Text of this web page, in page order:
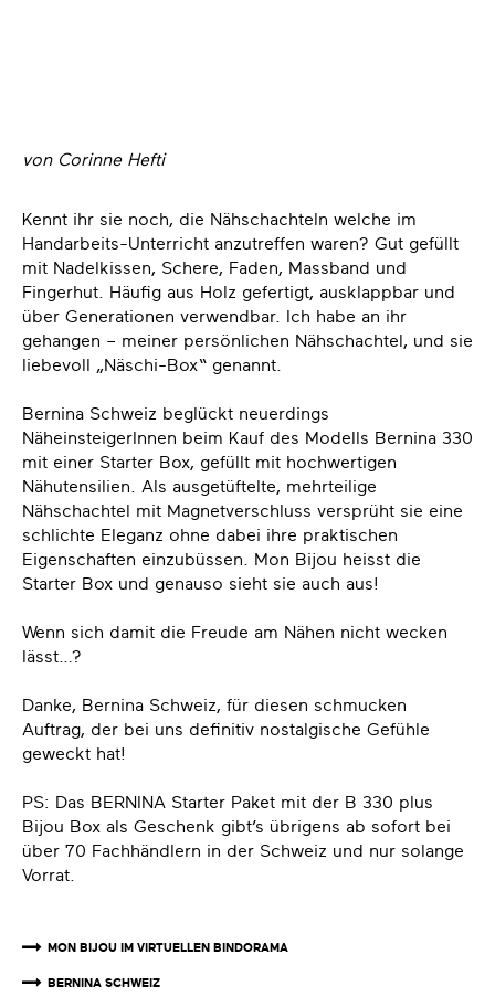
von Corinne Hefti
Kennt ihr sie noch, die Nähschachteln welche im
Handarbeits-Unterricht anzutreffen waren? Gut gefüllt
mit Nadelkissen, Schere, Faden, Massband und
Fingerhut. Häufig aus Holz gefertigt, ausklappbar und
über Generationen verwendbar. Ich habe an ihr
gehangen – meiner persönlichen Nähschachtel, und sie
liebevoll „Näschi-Box“ genannt.
Bernina Schweiz beglückt neuerdings
NäheinsteigerInnen beim Kauf des Modells Bernina 330
mit einer Starter Box, gefüllt mit hochwertigen
Nähutensilien. Als ausgetüftelte, mehrteilige
Nähschachtel mit Magnetverschluss versprüht sie eine
schlichte Eleganz ohne dabei ihre praktischen
Eigenschaften einzubüssen. Mon Bijou heisst die
Starter Box und genauso sieht sie auch aus!
Wenn sich damit die Freude am Nähen nicht wecken
lässt…?
Danke, Bernina Schweiz, für diesen schmucken
Auftrag, der bei uns definitiv nostalgische Gefühle
geweckt hat!
PS: Das BERNINA Starter Paket mit der B 330 plus
Bijou Box als Geschenk gibt’s übrigens ab sofort bei
über 70 Fachhändlern in der Schweiz und nur solange
Vorrat.
MON BIJOU IM VIRTUELLEN BINDORAMA
BERNINA SCHWEIZ